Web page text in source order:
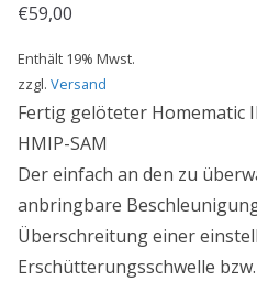
€59,00
Enthält 19% Mwst.
zzgl. Versand
Fertig gelöteter Homematic
HMIP-SAM
Der einfach an den zu
anbringbare
Überschreitung einer
Erschütterungsschwelle